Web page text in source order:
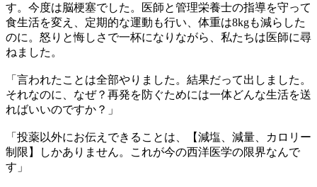
す。今度は脳梗塞でした。医師と管理栄養士の指導を守って
食生活を変え、定期的な運動も行い、体重は8kgも減らした
のに。怒りと悔しさで一杯になりながら、私たちは医師に尋
ねました。
「言われたことは全部やりました。結果だって出しました。
それなのに、なぜ？再発を防ぐためには一体どんな生活を送
ればいいのですか？」
「投薬以外にお伝えできることは、【減塩、減量、カロリー
制限】しかありません。これが今の西洋医学の限界なんで
す」